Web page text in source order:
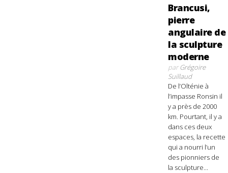
Brancusi,
pierre
angulaire de
la sculpture
moderne
parGrégoire
Suillaud
De l’Olténie à
l’impasse Ronsin il
y a près de 2000
km. Pourtant, il y a
dans ces deux
espaces, la recette
qui a nourri l’un
des pionniers de
la sculpture...